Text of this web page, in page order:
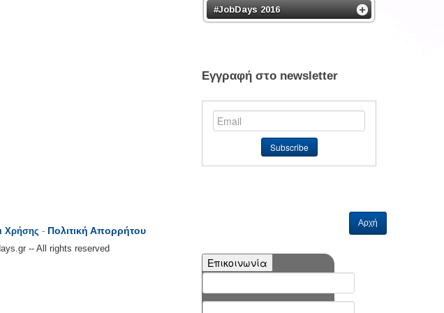
#JobDays 2016
Εγγραφή στο newsletter
Χρήσης - Πολιτική Απορρήτου
-- All rights reserved
Αρχή